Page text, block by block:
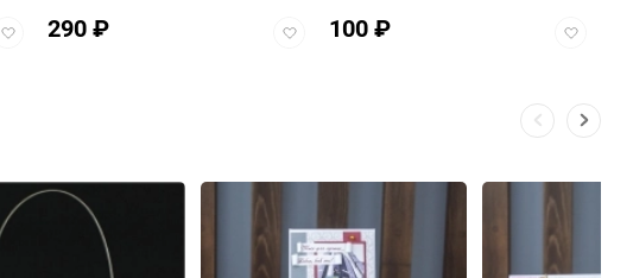
Добавить
290₽
Добавить
100₽
Добавить